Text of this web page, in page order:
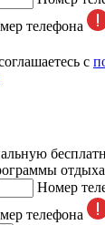
телефона
с
отдыха
Номер
телефона